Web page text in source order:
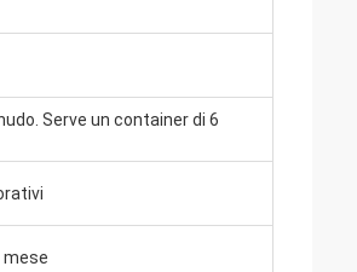
Serve un container di 6
mese